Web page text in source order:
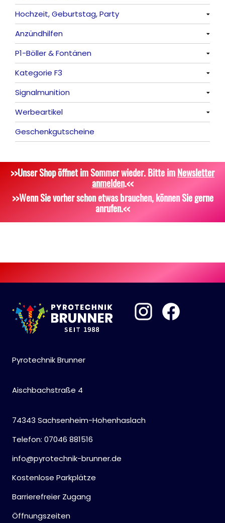
Frösche, Pfeiffer
Sonnen
Feuervögel
Römische Lichter
Bezaubernde Effekte
Bengalos
Rauchartikel
Alle anzeigen
Hochzeit, Geburtstag, Party
Alle anzeigen
Feuerschriften
Indoor-Fontänen
Herz- und Konfetti-Shooter
Wunderkerzen, Fackeln
Tischfeuerwerk
Dekoration, Knicklichter
Anzündhilfen
Alle anzeigen
P1-Böller & Fontänen
Alle anzeigen
Kategorie F3
Alle anzeigen
Signalmunition
Alle anzeigen
Platzpatronen
Zubehör
Werbeartikel
Alle anzeigen
Attrappen
Geschenkgutscheine
>>Unser Shop öffnet im Sommer wieder. Bitte imNewsletter
anmelden.<<
>>Wenn Sie vorher schon etwas brauchen, können Sie gerne
anrufen.<<
Pyrotechnik Brunner
Aischbachstraße 4
74343 Sachsenheim-Hohenhaslach
Telefon: 07046 881516
info@pyrotechnik-brunner.de
Kostenlose Parkplätze
Barrierefreier Zugang
Öffnungszeiten